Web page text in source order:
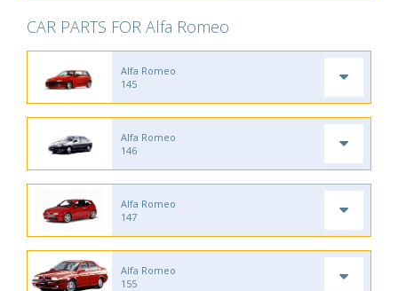
CAR PARTS FOR Alfa Romeo
Alfa Romeo
145
Alfa Romeo
146
Alfa Romeo
147
Alfa Romeo
155